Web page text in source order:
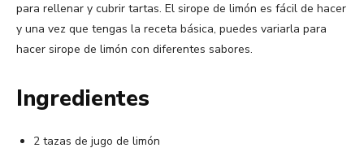
para rellenar y cubrir tartas. El sirope de limón es fácil de hacer
y una vez que tengas la receta básica, puedes variarla para
hacer sirope de limón con diferentes sabores.
Ingredientes
2 tazas de jugo de limón